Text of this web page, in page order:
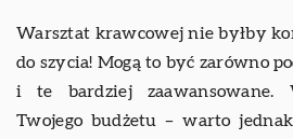
Warsztat krawcowej nie byłby
do szycia! Mogą to być zarówno
i te bardziej zaawansowane.
Twojego budżetu – warto